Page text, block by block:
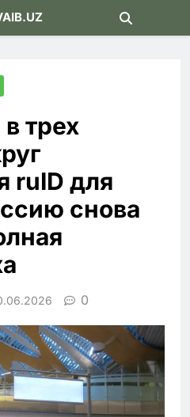
трех
ruID для
снова
0